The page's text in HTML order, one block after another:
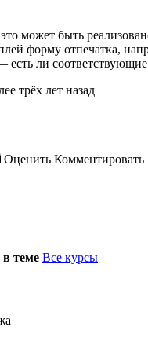
может быть
форму отпечатка,
есть ли
трёх лет назад
Оценить Комментировать
в теме Все курсы